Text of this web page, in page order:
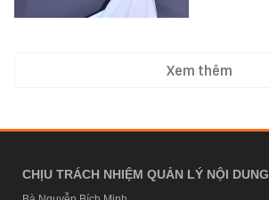
Xem thêm
CHỊU TRÁCH NHIỆM QUẢN LÝ NỘI DUNG